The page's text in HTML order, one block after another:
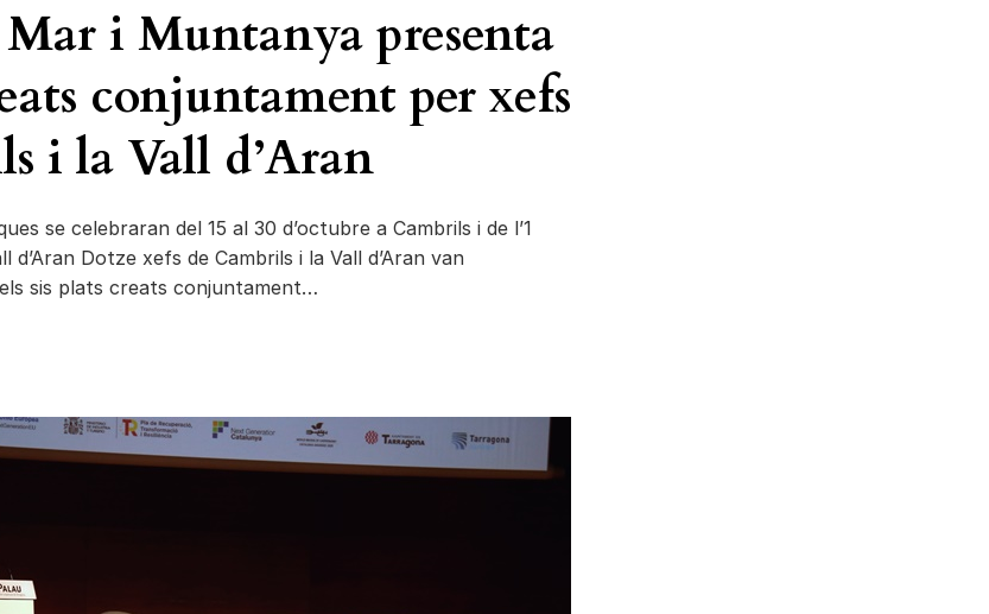
i Muntanya presenta
conjuntament per xefs
i la Vall d’Aran
se celebraran del 15 al 30 d’octubre a Cambrils i de l’1
d’Aran Dotze xefs de Cambrils i la Vall d’Aran van
sis plats creats conjuntament…